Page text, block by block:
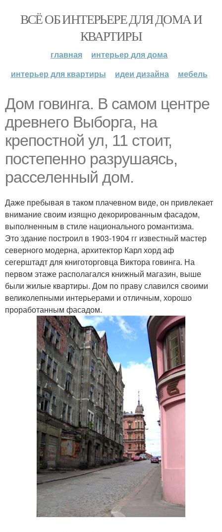
ВСЁ ОБ ИНТЕРЬЕРЕ ДЛЯ ДОМА И
КВАРТИРЫ
главная
интерьер для дома
интерьер для квартиры
идеи дизайна мебель
Дом говинга. В самом центре
древнего Выборга, на
крепостной ул, 11 стоит,
постепенно разрушаясь,
расселенный дом.
Даже пребывая в таком плачевном виде, он привлекает
внимание своим изящно декорированным фасадом,
выполненным в стиле национального романтизма.
Это здание построил в 1903-1904 гг известный мастер
северного модерна, архитектор Карл хорд аф
сегерштадт для книготорговца Виктора говинга. На
первом этаже располагался книжный магазин, выше
были жилые квартиры. Дом по праву славился своими
великолепными интерьерами и отличным, хорошо
проработанным фасадом.